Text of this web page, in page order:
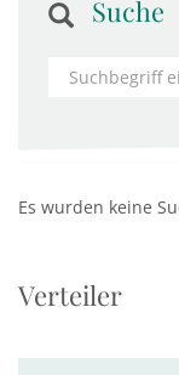
Suche
Es wurden keine
Verteiler